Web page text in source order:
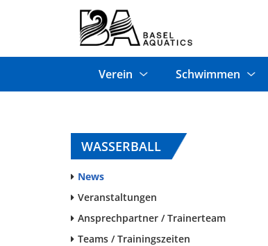
Verein Schwimmen
WASSERBALL
News
Veranstaltungen
Ansprechpartner / Trainerteam
Teams / Trainingszeiten